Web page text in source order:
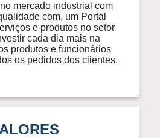
mercado industrial com
com, um Portal
e produtos no setor
cada dia mais na
produtos e funcionários
os pedidos dos clientes.